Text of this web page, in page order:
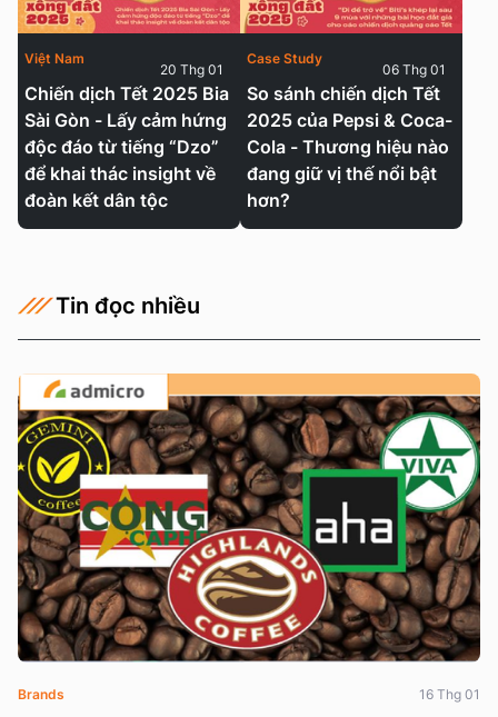
Chiến dịch Tết 2025 Bia
Sài Gòn - Lấy cảm hứng
độc đáo từ tiếng “Dzo”
để khai thác insight về
đoàn kết dân tộc
Việt Nam
20 Thg 01
So sánh chiến dịch Tết
2025 của Pepsi & Coca-
Cola - Thương hiệu nào
đang giữ vị thế nổi bật
hơn?
Case Study
06 Thg 01
Tin đọc nhiều
Brands 16 Thg 01